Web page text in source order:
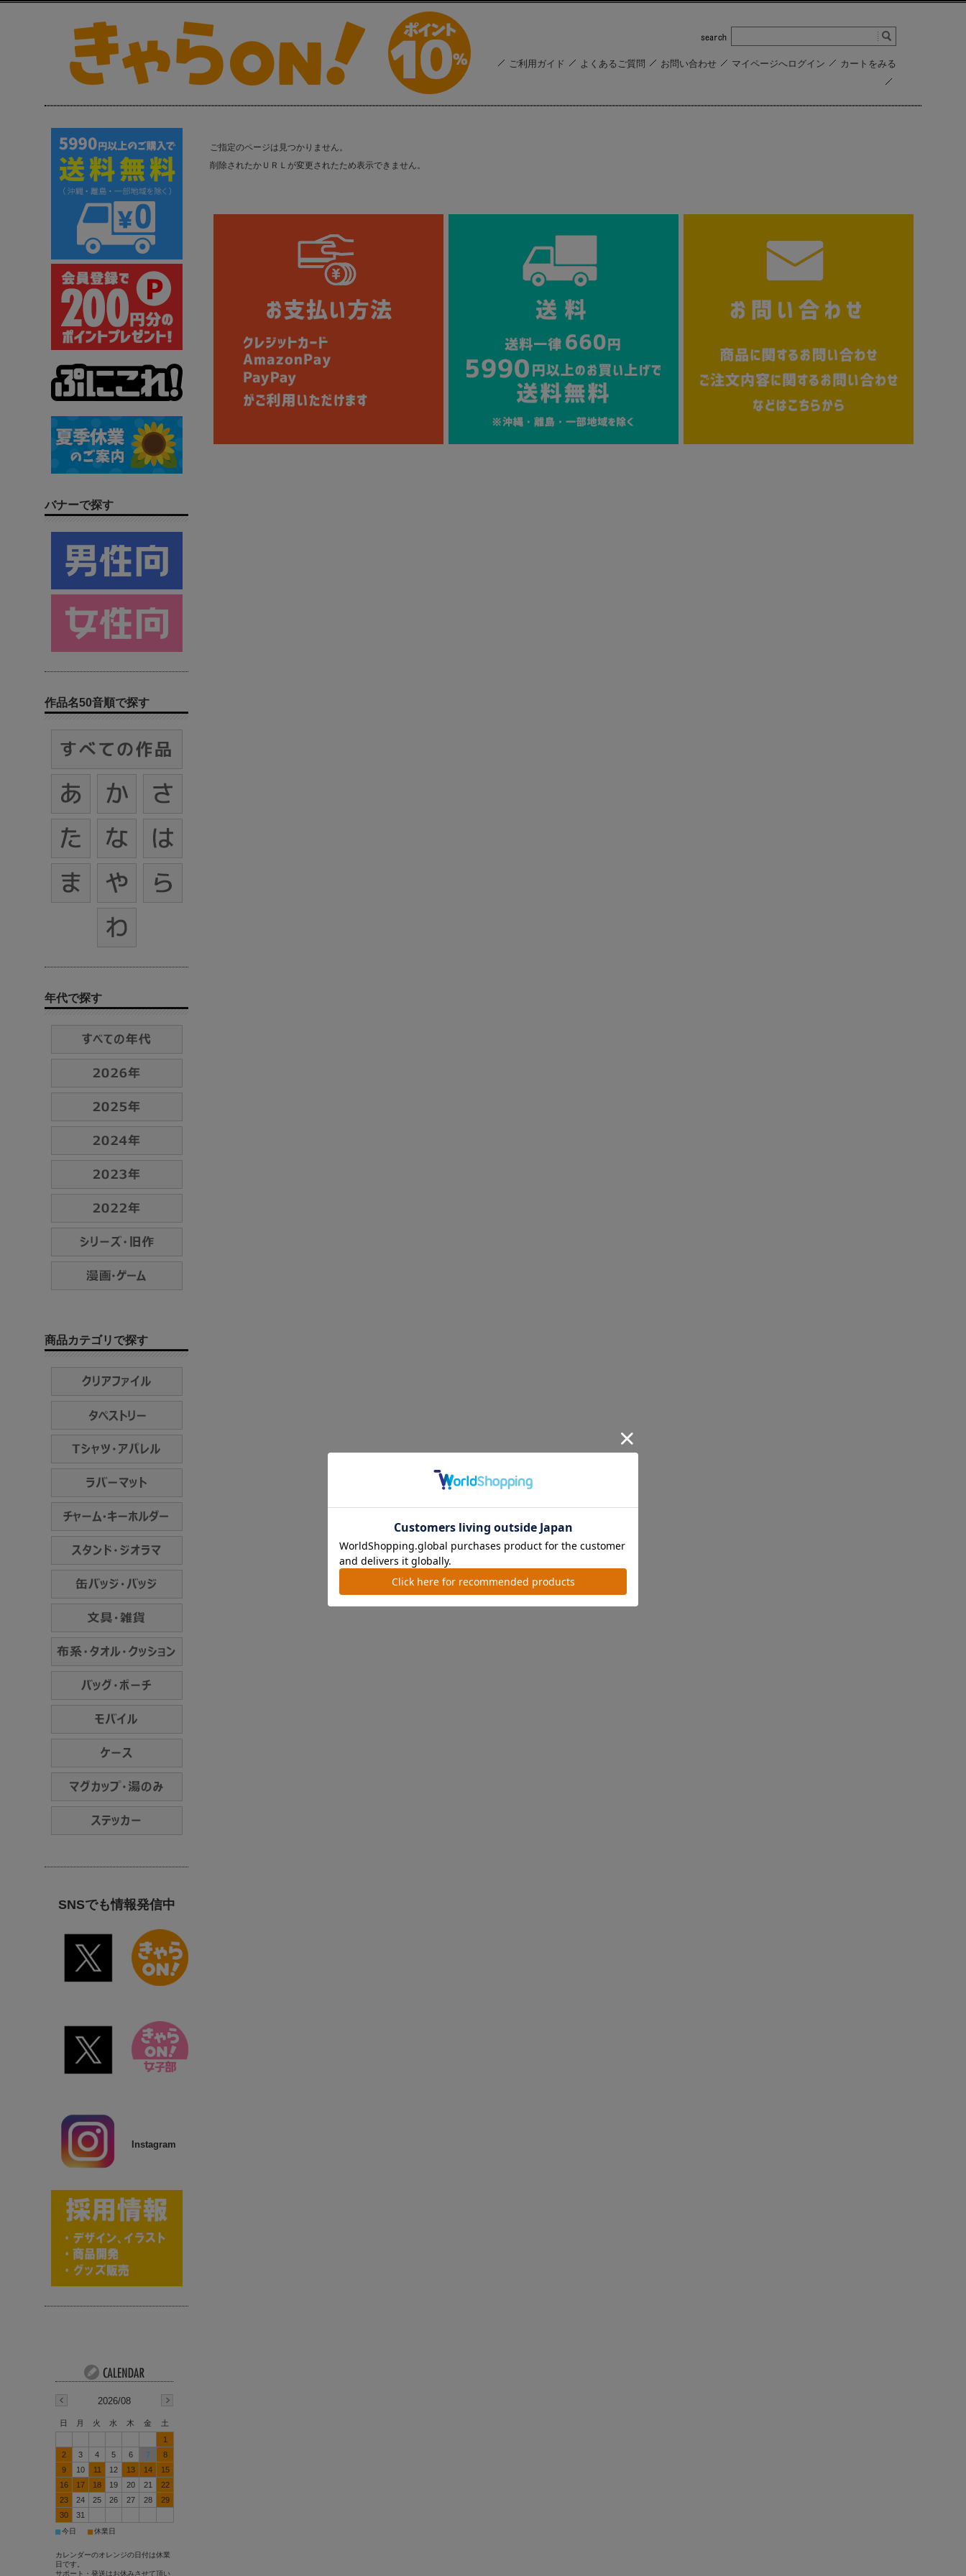
ご利用ガイド よくあるご質問 お問い合わせ マイページへログイン カートをみる
ご指定のページは見つかりません。
削除されたかＵＲＬが変更されたため表示できません。
バナーで探す
作品名50音順で探す
年代で探す
商品カテゴリで探す
SNSでも情報発信中
Instagram
2026/08
日 月 火 水 木 金
土
1
2
3 4 5 6 7
8
9
10 11 12 13 14
15
16
17 18 19 20 21
22
23
24 25 26 27 28
29
30
31
■今日 ■休業日
カレンダーのオレンジの日付は休業
日です。
サポート・発送はお休みさせて頂い